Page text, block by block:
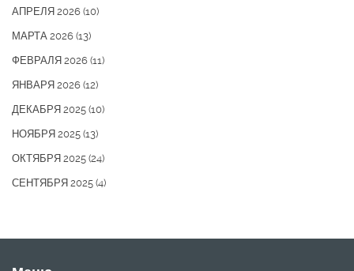
АПРЕЛЯ 2026 (10)
МАРТА 2026 (13)
ФЕВРАЛЯ 2026 (11)
ЯНВАРЯ 2026 (12)
ДЕКАБРЯ 2025 (10)
НОЯБРЯ 2025 (13)
ОКТЯБРЯ 2025 (24)
СЕНТЯБРЯ 2025 (4)